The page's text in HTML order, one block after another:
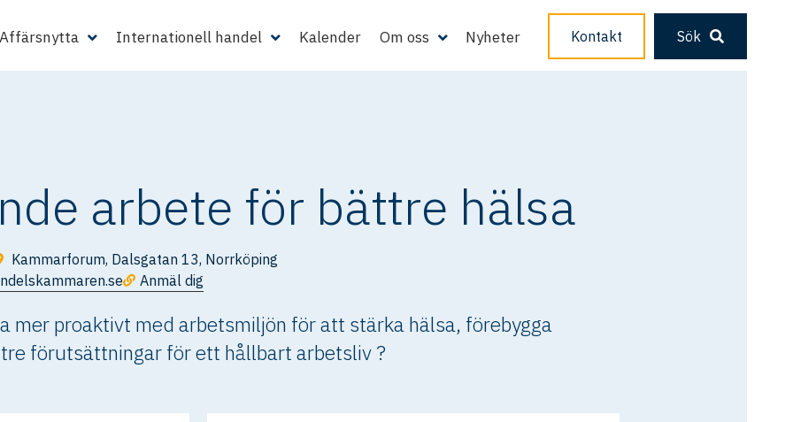
Affärsnytta Internationell handel Kalender Om oss Nyheter Kontakt Sök
arbete för bättre hälsa
Kammarforum, Dalsgatan 13, Norrköping
Anmäl dig
mer proaktivt med arbetsmiljön för att stärka hälsa, förebygga
förutsättningar för ett hållbart arbetsliv ?